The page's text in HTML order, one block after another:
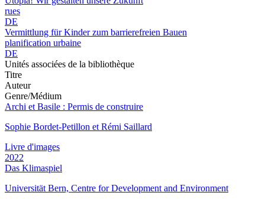
rues
DE
Vermittlung für Kinder zum barrierefreien Bauen
planification urbaine
DE
Unités associées de la bibliothèque
Titre
Auteur
Genre/Médium
Archi et Basile : Permis de construire
Sophie Bordet-Petillon et Rémi Saillard
Livre d'images
2022
Das Klimaspiel
Universität Bern, Centre for Development and Environment